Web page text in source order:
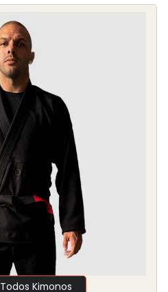
Todos Kimonos